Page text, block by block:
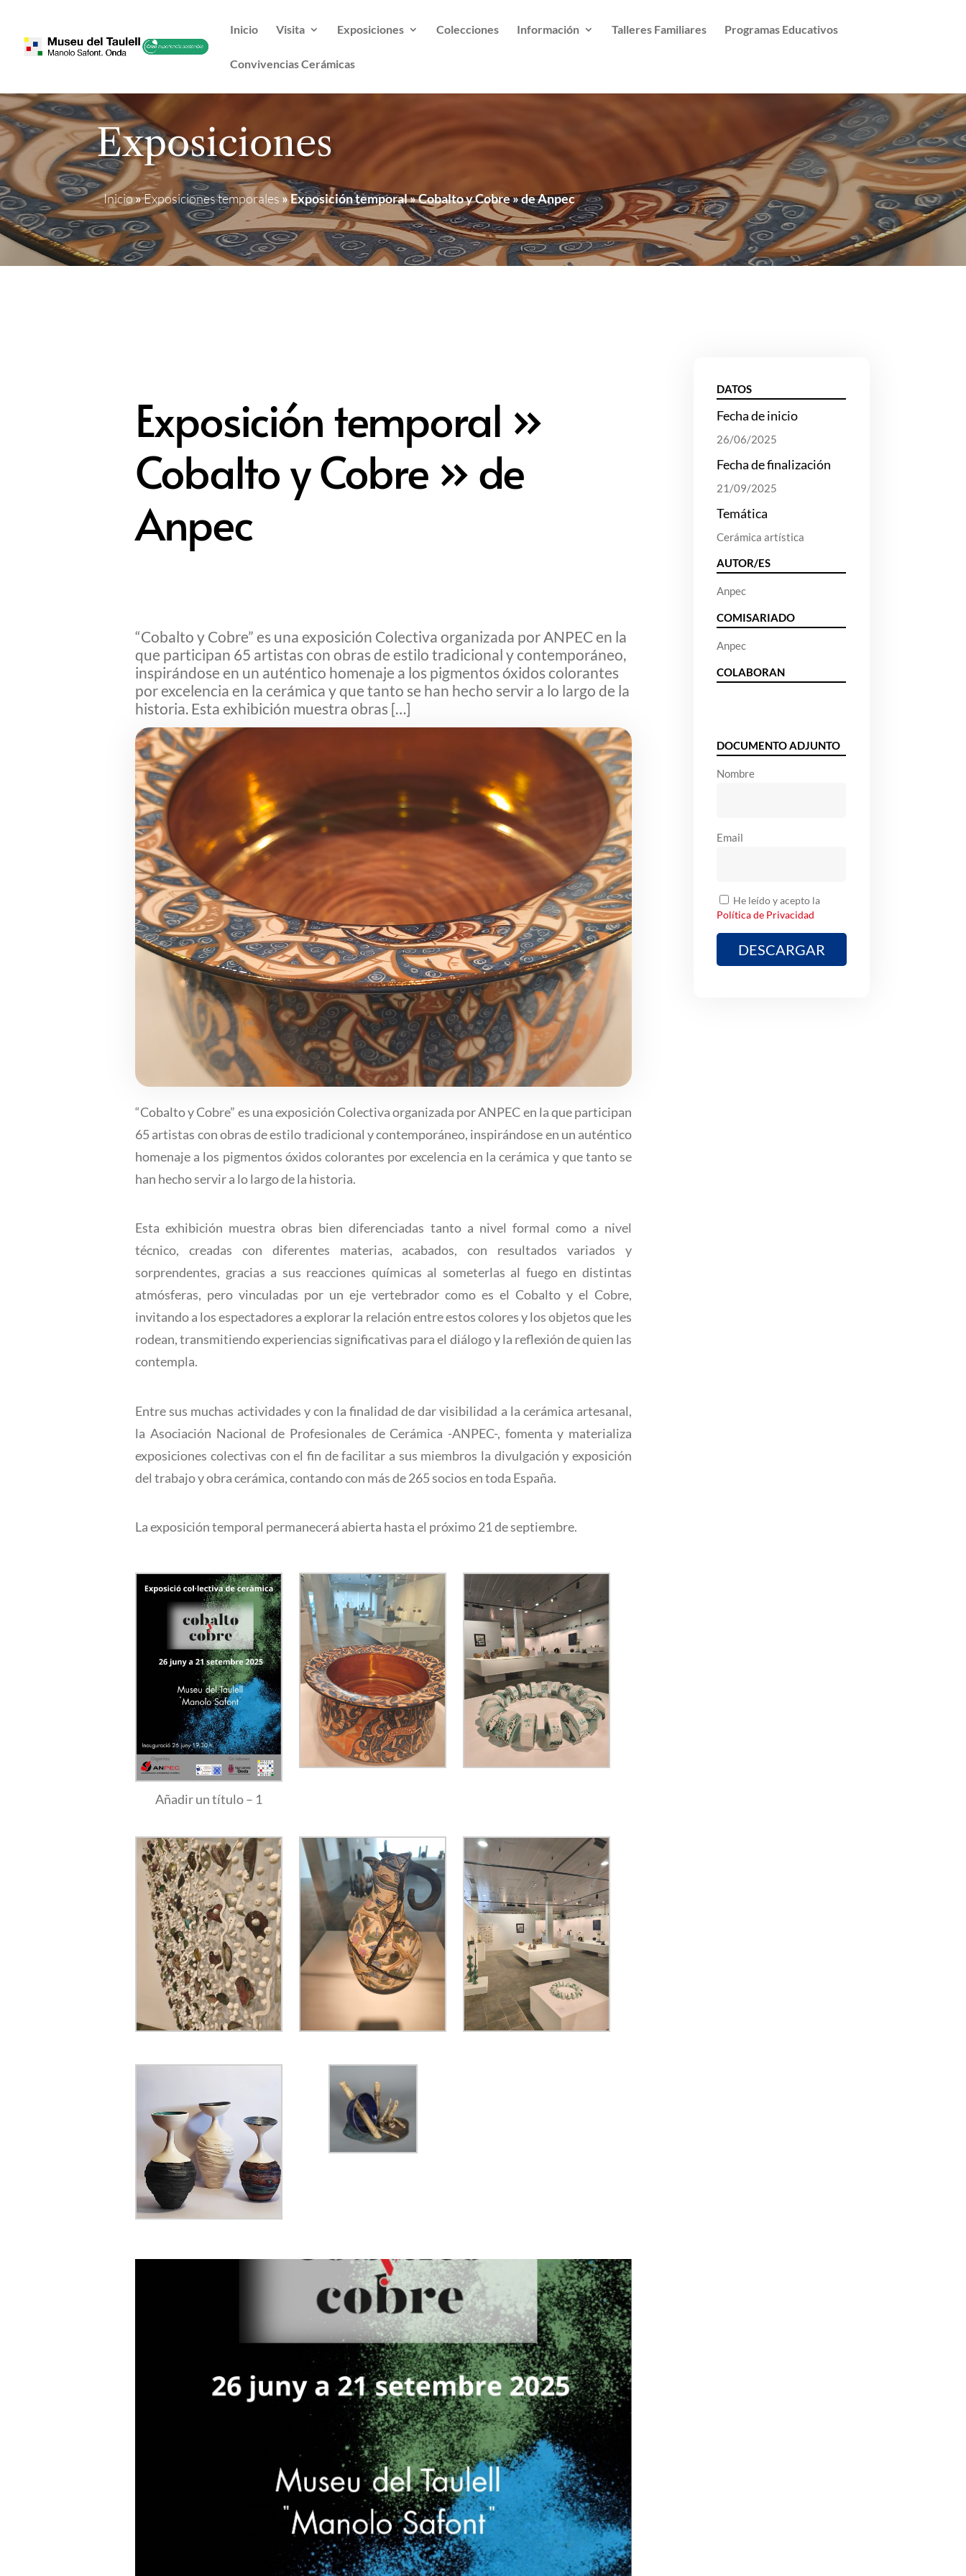
Inicio Visita Exposiciones Colecciones Información Talleres Familiares Programas Educativos
Convivencias Cerámicas
Exposiciones
Inicio»Exposiciones temporales »Exposición temporal » Cobalto y Cobre » de Anpec
Exposición temporal »
Cobalto y Cobre » de
Anpec
“Cobalto y Cobre” es una exposición Colectiva organizada por ANPEC en la
que participan 65 artistas con obras de estilo tradicional y contemporáneo,
inspirándose en un auténtico homenaje a los pigmentos óxidos colorantes
por excelencia en la cerámica y que tanto se han hecho servir a lo largo de la
historia. Esta exhibición muestra obras […]
“Cobalto y Cobre” es una exposición Colectiva organizada por ANPEC en la que participan
65 artistas con obras de estilo tradicional y contemporáneo, inspirándose en un auténtico
homenaje a los pigmentos óxidos colorantes por excelencia en la cerámica y que tanto se
han hecho servir a lo largo de la historia.
Esta exhibición muestra obras bien diferenciadas tanto a nivel formal como a nivel
técnico, creadas con diferentes materias, acabados, con resultados variados y
sorprendentes, gracias a sus reacciones químicas al someterlas al fuego en distintas
atmósferas, pero vinculadas por un eje vertebrador como es el Cobalto y el Cobre,
invitando a los espectadores a explorar la relación entre estos colores y los objetos que les
rodean, transmitiendo experiencias significativas para el diálogo y la reflexión de quien las
contempla.
Entre sus muchas actividades y con la finalidad de dar visibilidad a la cerámica artesanal,
la Asociación Nacional de Profesionales de Cerámica -ANPEC-, fomenta y materializa
exposiciones colectivas con el fin de facilitar a sus miembros la divulgación y exposición
del trabajo y obra cerámica, contando con más de 265 socios en toda España.
La exposición temporal permanecerá abierta hasta el próximo 21 de septiembre.
Añadir un título – 1
DATOS
Fecha de inicio
26/06/2025
Fecha de finalización
21/09/2025
Temática
Cerámica artística
AUTOR/ES
Anpec
COMISARIADO
Anpec
COLABORAN
DOCUMENTO ADJUNTO
Nombre
Email
He leído y acepto la
Política de Privacidad